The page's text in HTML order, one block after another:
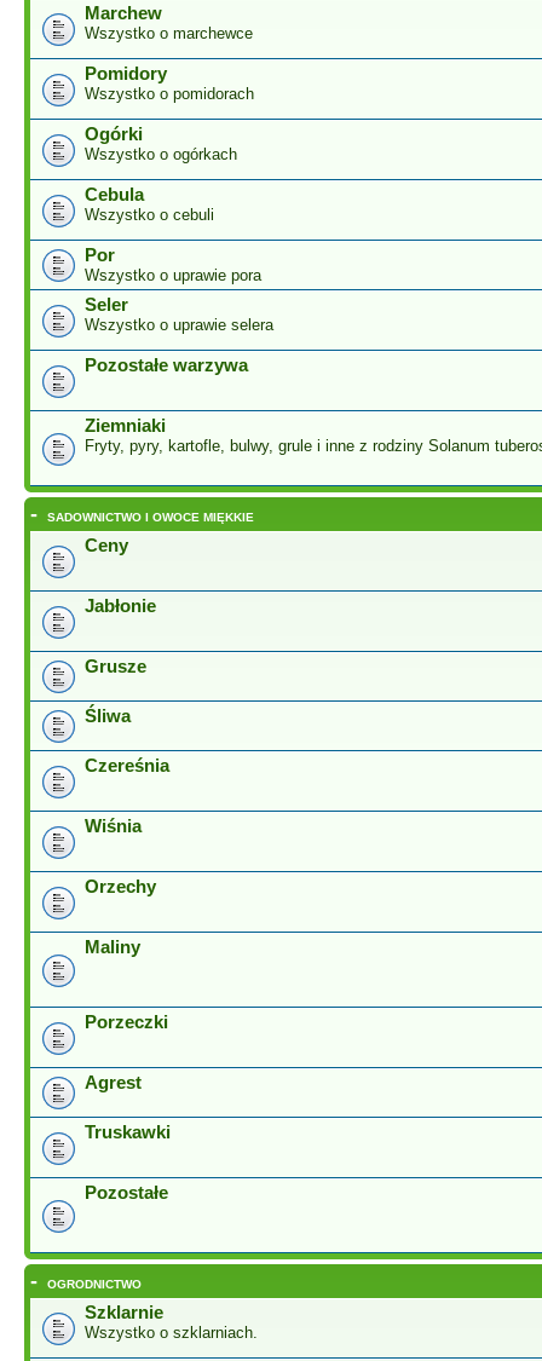
Marchew
Wszystko o marchewce
Pomidory
Wszystko o pomidorach
Ogórki
Wszystko o ogórkach
Cebula
Wszystko o cebuli
Por
Wszystko o uprawie pora
Seler
Wszystko o uprawie selera
Pozostałe warzywa
Ziemniaki
Fryty, pyry, kartofle, bulwy, grule i inne z rodziny Solanum
- SADOWNICTWO I OWOCE MIĘKKIE
Ceny
Jabłonie
Grusze
Śliwa
Czereśnia
Wiśnia
Orzechy
Maliny
Porzeczki
Agrest
Truskawki
Pozostałe
- OGRODNICTWO
Szklarnie
Wszystko o szklarniach.